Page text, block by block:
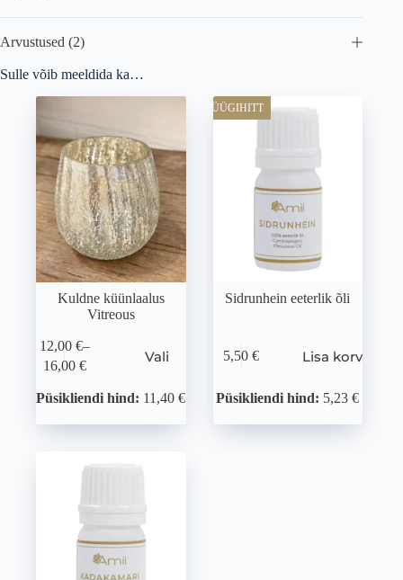
Arvustused (2)
Sulle võib meeldida ka…
Kuldne küünlaalus
Vitreous
12,00 €–
16,00 €
Vali
Püsikliendi hind: 11,40 €
MÜÜGIHITT
Sidrunhein eeterlik õli
5,50€ Lisa korvi
Püsikliendi hind: 5,23 €